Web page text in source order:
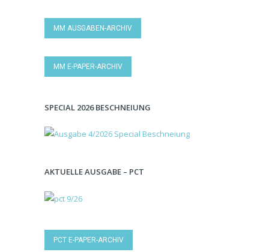
MM AUSGABEN-ARCHIV
MM E-PAPER-ARCHIV
SPECIAL 2026 BESCHNEIUNG
AKTUELLE AUSGABE – PCT
PCT E-PAPER-ARCHIV